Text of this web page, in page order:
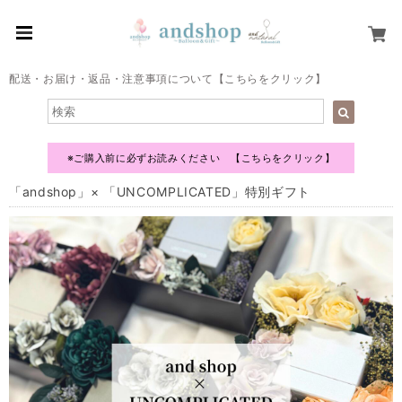
配送・お届け・返品・注意事項について【こちらをクリック】
※ご購入前に必ずお読みください 【こちらをクリック】
「andshop」× 「UNCOMPLICATED」特別ギフト